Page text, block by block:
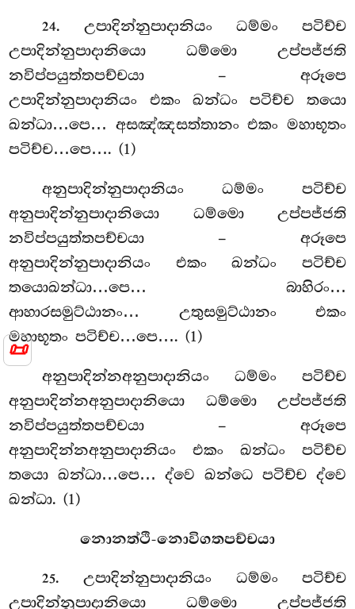
📜
24. උපාදින්නුපාදානියං ධම්මං පටිච්ච
උපාදින්නුපාදානියො ධම්මො උප්පජ්ජති
නවිප්පයුත්තපච්චයා – අරූපෙ
උපාදින්නුපාදානියං එකං ඛන්ධං පටිච්ච තයො
ඛන්ධා…පෙ… අසඤ්ඤසත්තානං එකං මහාභූතං
පටිච්ච…පෙ…. (1)
අනුපාදින්නුපාදානියං ධම්මං පටිච්ච
අනුපාදින්නුපාදානියො ධම්මො උප්පජ්ජති
නවිප්පයුත්තපච්චයා – අරූපෙ
අනුපාදින්නුපාදානියං එකං ඛන්ධං පටිච්ච
තයොඛන්ධා…පෙ… බාහිරං…
ආහාරසමුට්ඨානං… උතුසමුට්ඨානං එකං
මහාභූතං පටිච්ච…පෙ…. (1)
අනුපාදින්නඅනුපාදානියං ධම්මං පටිච්ච
අනුපාදින්නඅනුපාදානියො ධම්මො උප්පජ්ජති
නවිප්පයුත්තපච්චයා – අරූපෙ
අනුපාදින්නඅනුපාදානියං එකං ඛන්ධං පටිච්ච
තයො ඛන්ධා…පෙ… ද්වෙ ඛන්ධෙ පටිච්ච ද්වෙ
ඛන්ධා. (1)
නොනත්ථි-නොවිගතපච්චයා
25. උපාදින්නුපාදානියං ධම්මං පටිච්ච
උපාදින්නුපාදානියො ධම්මො උප්පජ්ජති